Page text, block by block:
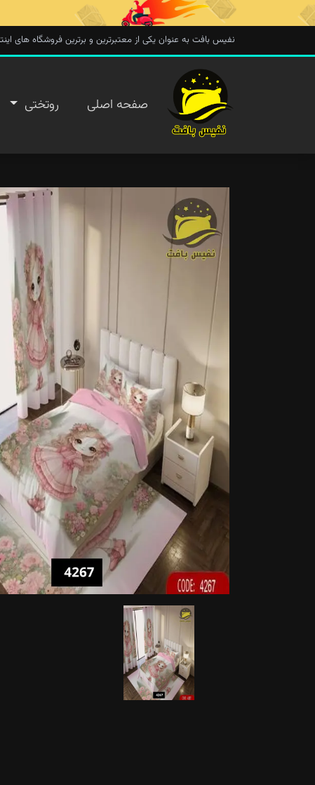
نفیس بافت به عنوان یکی از معتبرترین و برترین فروشگاه های اینترنتی
صفحه اصلی روتختی